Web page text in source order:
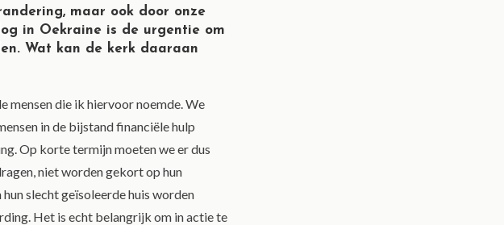
maar ook door onze
in Oekraine is de urgentie om
Wat kan de kerk daaraan
mensen die ik hiervoor noemde. We
in de bijstand financiële hulp
Op korte termijn moeten we er dus
niet worden gekort op hun
slecht geïsoleerde huis worden
Het is echt belangrijk om in actie te